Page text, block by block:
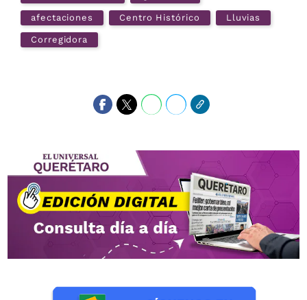
afectaciones Centro Histórico Lluvias
Corregidora